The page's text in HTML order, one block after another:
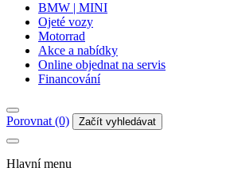
BMW | MINI
Ojeté vozy
Motorrad
Akce a nabídky
Online objednat na servis
Financování
Porovnat (0) Začít vyhledávat
Hlavní menu